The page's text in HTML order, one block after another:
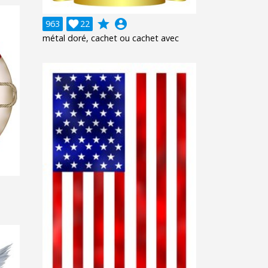
963 22
 grade account_circle
métal doré, cachet ou cachet avec